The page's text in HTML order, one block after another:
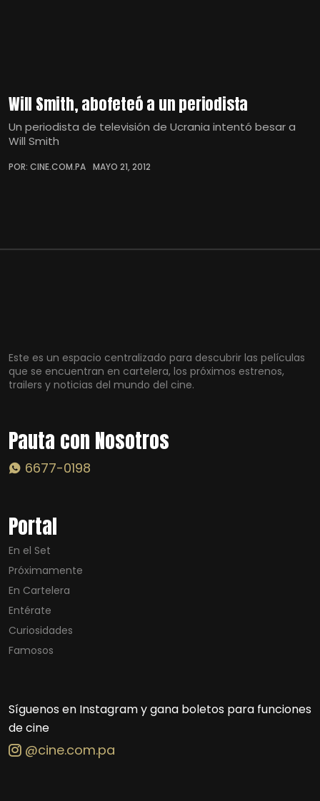
Will Smith, abofeteó a un periodista
Un periodista de televisión de Ucrania intentó besar a
Will Smith
POR: CINE.COM.PA MAYO 21, 2012
Este es un espacio centralizado para descubrir las películas
que se encuentran en cartelera, los próximos estrenos,
trailers y noticias del mundo del cine.
Pauta con Nosotros
6677-0198
Portal
En el Set
Próximamente
En Cartelera
Entérate
Curiosidades
Famosos
Síguenos en Instagram y gana boletos para funciones
de cine
@cine.com.pa